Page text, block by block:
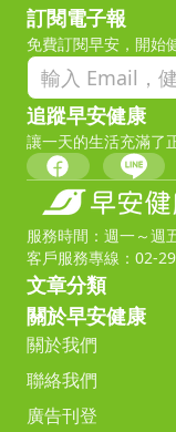
訂閱電子報
免費訂閱早安，開始
追蹤早安健康
讓一天的生活充滿了
服務時間：週一～週
客戶服務專線：02-
文章分類
關於早安健康
關於我們
聯絡我們
廣告刊登